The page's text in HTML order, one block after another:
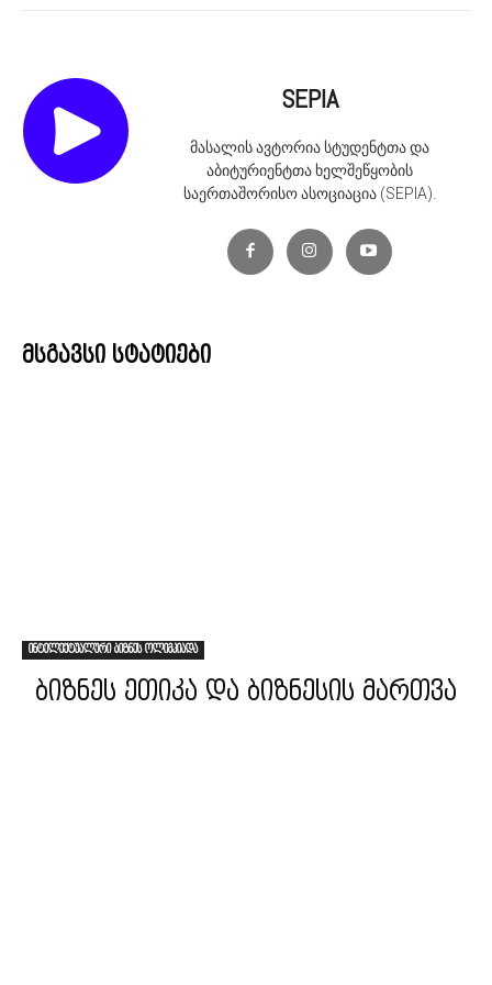
SEPIA
მასალის ავტორია სტუდენტთა და
აბიტურიენტთა ხელშეწყობის
საერთაშორისო ასოციაცია (SEPIA).
მსგავსი სტატიები
ინტელექტუალური ბიზნეს ოლიმპიადა
ბიზნეს ეთიკა და ბიზნესის მართვა